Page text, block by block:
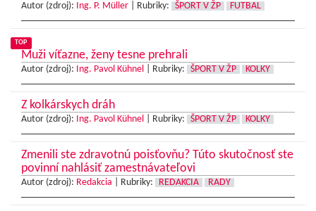
Autor (zdroj): Ing. P. Müller Rubriky: ŠPORT V ŽP FUTBAL
TOP
Muži víťazne, ženy tesne prehrali
Autor (zdroj): Ing. Pavol Kühnel Rubriky: ŠPORT V ŽP KOLKY
Z kolkárskych dráh
Autor (zdroj): Ing. Pavol Kühnel Rubriky: ŠPORT V ŽP KOLKY
Zmenili ste zdravotnú poisťovňu? Túto skutočnosť ste
povinní nahlásiť zamestnávateľovi
Autor (zdroj): Redakcia Rubriky: REDAKCIA RADY